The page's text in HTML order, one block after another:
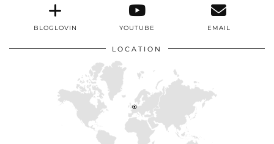
BLOGLOVIN YOUTUBE EMAIL
LOCATION